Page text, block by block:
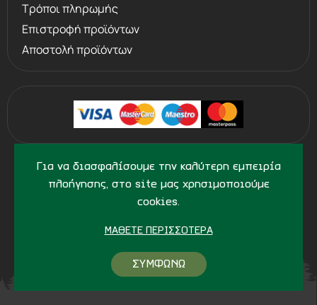
Για να διασφαλίσουμε την καλύτερη εμπειρία
πλοήγησης, στο site μας χρησιμοποιούμε
cookies.
ΜΆΘΕΤΕ ΠΕΡΙΣΣΌΤΕΡΑ
ΣΥΜΦΩΝΩ
Τρόποι πληρωμής
Επιστροφή προϊόντων
Αποστολή προϊόντων
© 2013 - 2026 PERVOLARAKIS.GR